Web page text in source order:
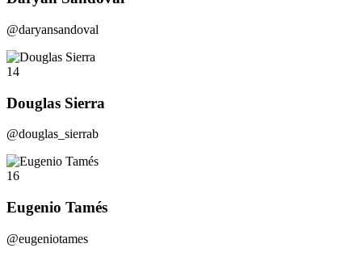
@daryansandoval
14
Douglas Sierra
@douglas_sierrab
16
Eugenio Tamés
@eugeniotames